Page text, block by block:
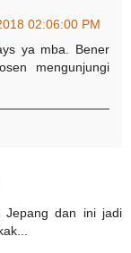
02:06:00 PM
ya mba. Bener
mengunjungi
Jepang dan ini jadi